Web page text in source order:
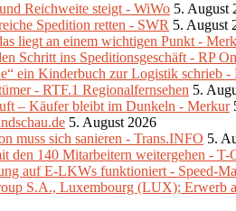
Reichweite steigt - WiWo 5. August
Spedition retten - SWR 5. August
liegt an einem wichtigen Punkt -
Schritt ins Speditionsgeschäft - RP
ein Kinderbuch zur Logistik schrieb
- RTF.1 Regionalfernsehen 5.
– Käufer bleibt im Dunkeln - Merkur
5. August 2026
muss sich sanieren - Trans.INFO 5.
den 140 Mitarbeitern weitergehen - T-
auf E-LKWs funktioniert - Speed-
S.A., Luxembourg (LUX);